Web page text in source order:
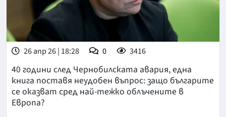
26 апр 26 | 18:28 0 3416
40 години след Чернобилската авария, една
книга поставя неудобен въпрос: защо българите
се оказват сред най-тежко облъчените в
Европа?